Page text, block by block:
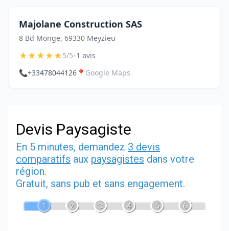
Majolane Construction SAS
8 Bd Monge, 69330 Meyzieu
★★★★★5/5•1 avis
📞+33478044126 📍 Google Maps
Devis Paysagiste
En 5 minutes, demandez 3 devis
comparatifs aux paysagistes dans votre
région.
Gratuit, sans pub et sans engagement.
1 2 3 4 5 6